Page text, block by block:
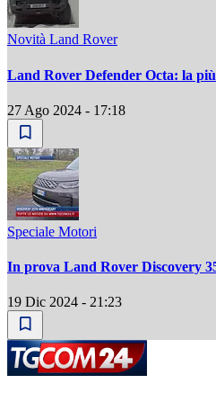
Novità Land Rover
Land Rover Defender Octa: la più
27 Ago 2024 - 17:18
Speciale Motori
In prova Land Rover Discovery
19 Dic 2024 - 21:23